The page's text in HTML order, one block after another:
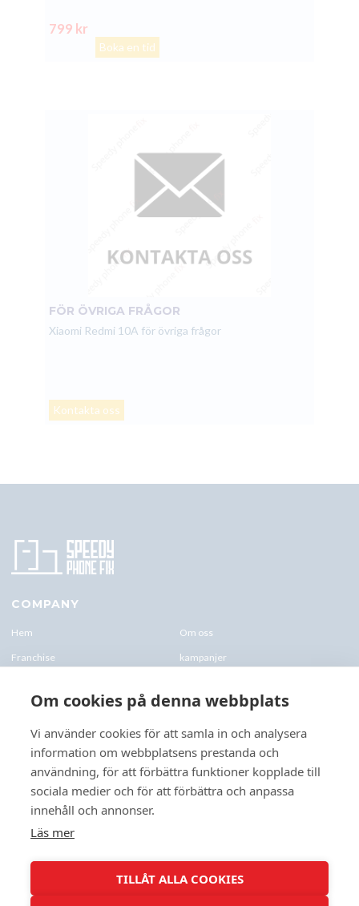
799 kr
Boka en tid
FÖR ÖVRIGA FRÅGOR
Xiaomi Redmi 10A för övriga frågor
Kontakta oss
COMPANY
Hem Om oss
Franchise kampanjer
Företagskund & Utbildning FAQs
CONTACTS
+46 070 0122 333
Företagsvägen 10, 227 61 Lund
Lund@speedyphonefix.net
Om cookies på denna webbplats
Vi använder cookies för att samla in och analysera
information om webbplatsens prestanda och
användning, för att förbättra funktioner kopplade till
sociala medier och för att förbättra och anpassa
innehåll och annonser.
Läs mer
TILLÅT ALLA COOKIES